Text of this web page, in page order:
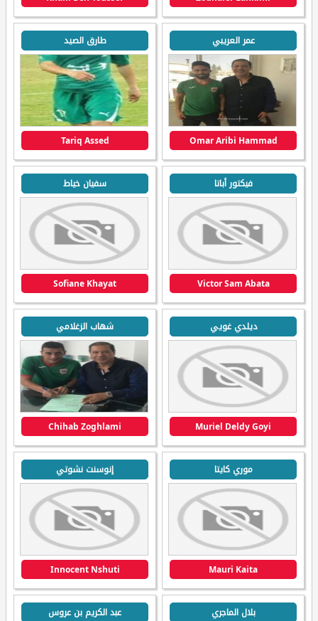
عمر العريبي
Omar Aribi Hammad
طارق الصيد
Tariq Assed
فيكتور أباتا
Victor Sam Abata
سفيان خياط
Sofiane Khayat
ديلدي غويي
Muriel Deldy Goyi
شهاب الزغلامي
Chihab Zoghlami
موري كايتا
Mauri Kaita
إنوسنت نشوتي
Innocent Nshuti
بلال الماجري عبد الكريم بن عروس